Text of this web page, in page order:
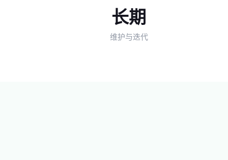
长期
维护与迭代